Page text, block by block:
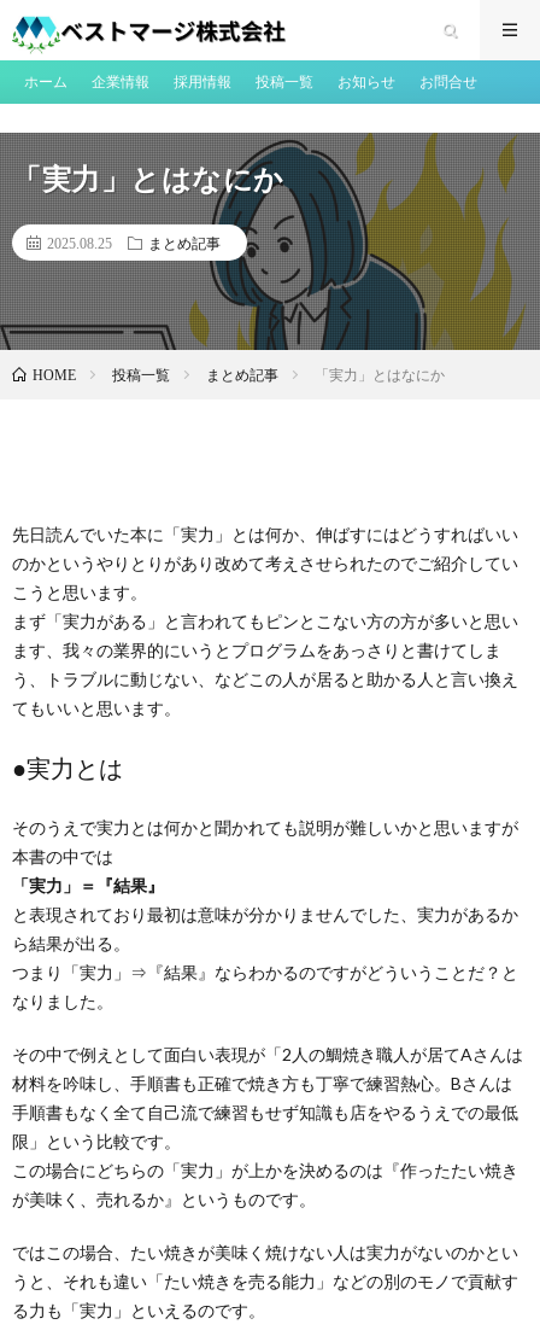
ホーム 企業情報 採用情報 投稿一覧 お知らせ お問合せ
「実力」とはなにか
2025.08.25 まとめ記事
HOME 投稿一覧 まとめ記事 「実力」とはなにか
先日読んでいた本に「実力」とは何か、伸ばすにはどうすればいい
のかというやりとりがあり改めて考えさせられたのでご紹介してい
こうと思います。
まず「実力がある」と言われてもピンとこない方の方が多いと思い
ます、我々の業界的にいうとプログラムをあっさりと書けてしま
う、トラブルに動じない、などこの人が居ると助かる人と言い換え
てもいいと思います。
●実力とは
そのうえで実力とは何かと聞かれても説明が難しいかと思いますが
本書の中では
「実力」＝『結果』
と表現されており最初は意味が分かりませんでした、実力があるか
ら結果が出る。
つまり「実力」⇒『結果』ならわかるのですがどういうことだ？と
なりました。
その中で例えとして面白い表現が「2人の鯛焼き職人が居てAさんは
材料を吟味し、手順書も正確で焼き方も丁寧で練習熱心。Bさんは
手順書もなく全て自己流で練習もせず知識も店をやるうえでの最低
限」という比較です。
この場合にどちらの「実力」が上かを決めるのは『作ったたい焼き
が美味く、売れるか』というものです。
ではこの場合、たい焼きが美味く焼けない人は実力がないのかとい
うと、それも違い「たい焼きを売る能力」などの別のモノで貢献す
る力も「実力」といえるのです。